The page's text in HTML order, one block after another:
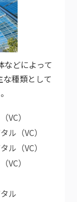
などによって
な種類として
VC）
ル（VC）
ル（VC）
VC）
ル